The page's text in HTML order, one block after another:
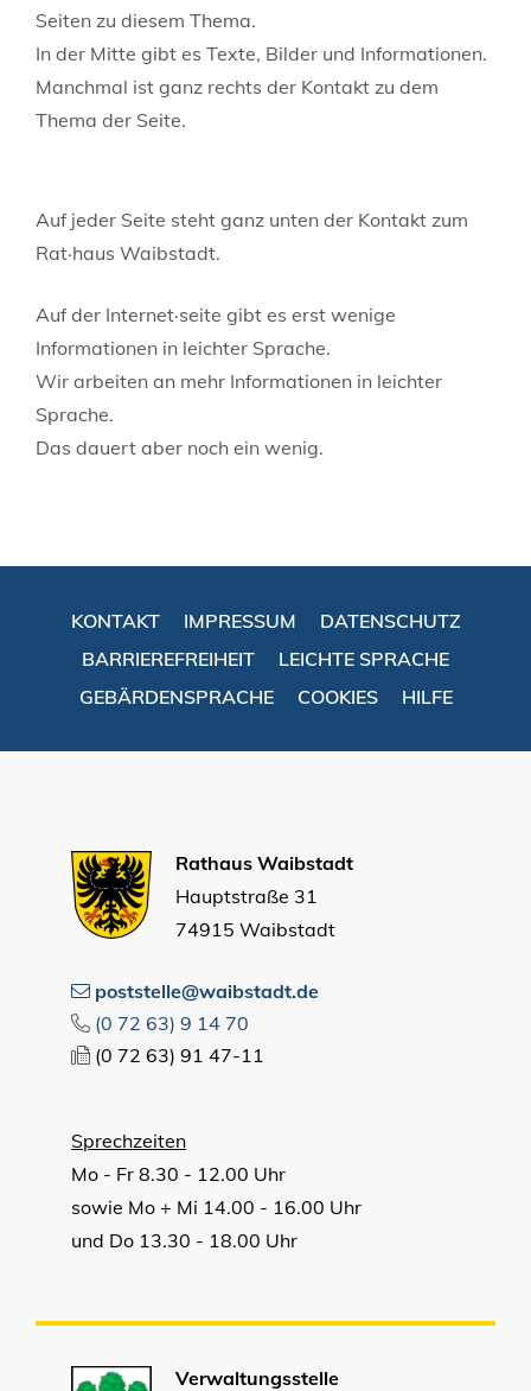
Seiten zu diesem Thema.
In der Mitte gibt es Texte, Bilder und Informationen.
Manchmal ist ganz rechts der Kontakt zu dem
Thema der Seite.
Auf jeder Seite steht ganz unten der Kontakt zum
Rat·haus Waibstadt.
Auf der Internet·seite gibt es erst wenige
Informationen in leichter Sprache.
Wir arbeiten an mehr Informationen in leichter
Sprache.
Das dauert aber noch ein wenig.
KONTAKT IMPRESSUM
DATENSCHUTZ
BARRIEREFREIHEIT
LEICHTE SPRACHE
GEBÄRDENSPRACHE
COOKIES HILFE
Rathaus Waibstadt
Hauptstraße 31
74915 Waibstadt
poststelle@waibstadt.de
(0 72 63) 9 14 70
(0 72 63) 91 47-11
Sprechzeiten
Mo - Fr 8.30 - 12.00 Uhr
sowie Mo + Mi 14.00 - 16.00 Uhr
und Do 13.30 - 18.00 Uhr
Verwaltungsstelle